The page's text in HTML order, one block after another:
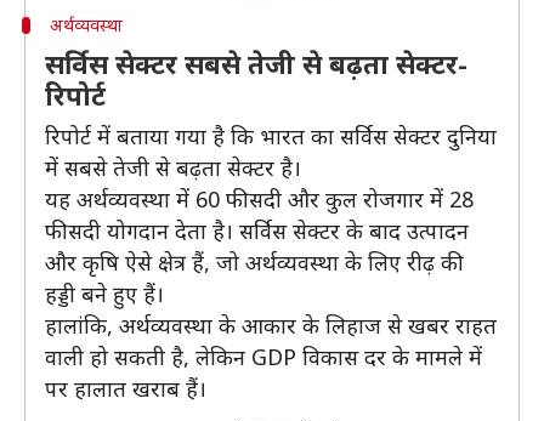
अर्थव्यवस्था
सर्विस सेक्टर सबसे तेजी से बढ़ता सेक्टर-
रिपोर्ट
रिपोर्ट में बताया गया है कि भारत का सर्विस सेक्टर दुनिया
में सबसे तेजी से बढ़ता सेक्टर है।
यह अर्थव्यवस्था में 60 फीसदी और कुल रोजगार में 28
फीसदी योगदान देता है। सर्विस सेक्टर के बाद उत्पादन
और कृषि ऐसे क्षेत्र हैं, जो अर्थव्यवस्था के लिए रीढ़ की
हड्डी बने हुए हैं।
हालांकि, अर्थव्यवस्था के आकार के लिहाज से खबर राहत
वाली हो सकती है, लेकिन GDP विकास दर के मामले में
पर हालात खराब हैं।